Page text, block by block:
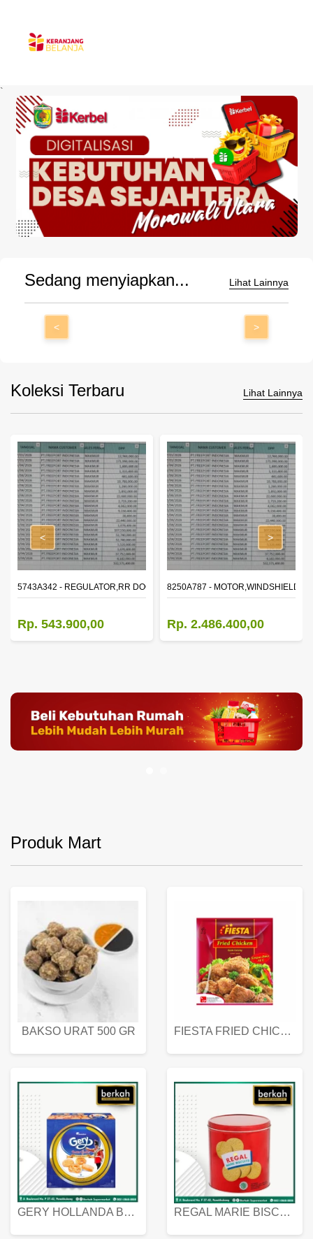
`
Sedang menyiapkan... Lihat Lainnya
< >
Koleksi Terbaru Lihat Lainnya
WINDOW,LH
5743A342 - REGULATOR,RR DOOR WINDOW,RH
Rp. 543.900,00
8250A787 - MOTOR,WINDSHIELD
Rp. 2.486.400,00
< >
Produk Mart
BAKSO URAT 500 GR FIESTA FRIED CHICKEN 500 GR
GERY HOLLANDA BUTTER COOKIES 450 GRAM REGAL MARIE BISCUIT KALENG 550 GRAM